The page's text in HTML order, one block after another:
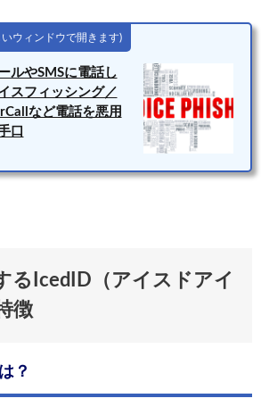
ウィンドウで開きます)
ルやSMSに電話し
スフィッシング／
など電話を悪用
口
るIcedID（アイスドアイ
徴
？